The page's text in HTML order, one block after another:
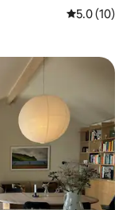
レビュー10
5.0 (10)